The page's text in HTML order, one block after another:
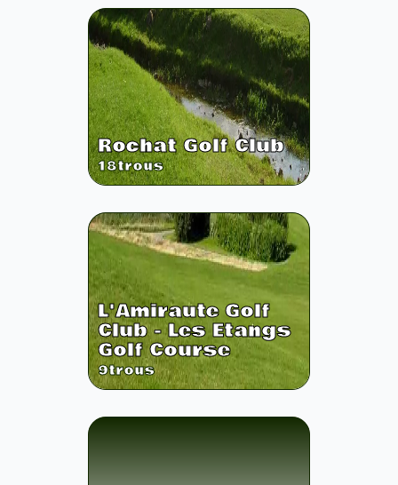
Rochat Golf Club
18trous
L'Amiraute Golf
Club - Les Etangs
Golf Course
9trous